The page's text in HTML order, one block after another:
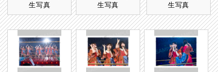
生写真
生写真
生写真